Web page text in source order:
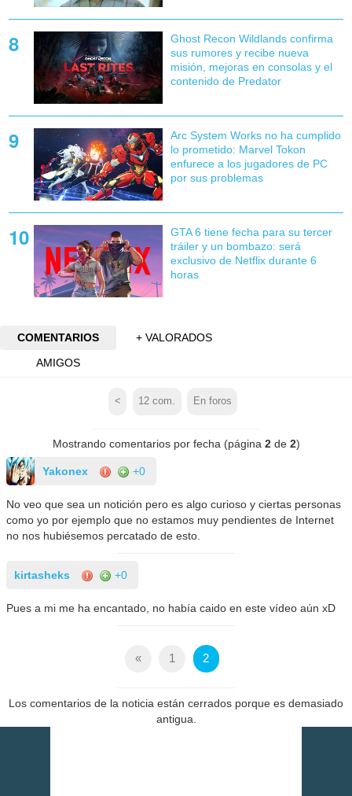
Ghost Recon Wildlands confirma
sus rumores y recibe nueva
misión, mejoras en consolas y el
contenido de Predator
Arc System Works no ha cumplido
lo prometido: Marvel Tokon
enfurece a los jugadores de PC
por sus problemas
GTA 6 tiene fecha para su tercer
tráiler y un bombazo: será
exclusivo de Netflix durante 6
horas
COMENTARIOS
+ VALORADOS
AMIGOS
< 12 com. En foros
Mostrando comentarios por fecha (página 2de 2)
Yakonex +0
No veo que sea un notición pero es algo curioso y ciertas personas
como yo por ejemplo que no estamos muy pendientes de Internet
no nos hubiésemos percatado de esto.
kirtasheks +0
Pues a mi me ha encantado, no había caido en este vídeo aún xD
« 1 2
Los comentarios de la noticia están cerrados porque es demasiado
antigua.